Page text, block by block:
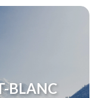
BLANC